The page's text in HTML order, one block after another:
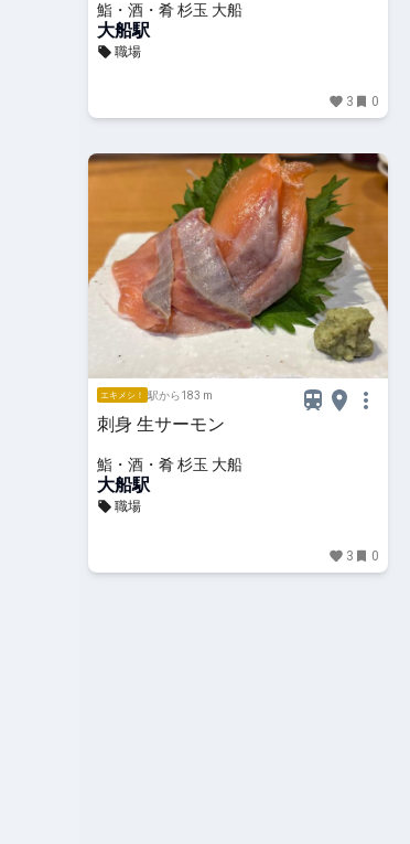
鮨・酒・肴 杉玉 大船
大船駅
職場
3 0
エキメシ！ 駅から183 m
刺身 生サーモン
鮨・酒・肴 杉玉 大船
大船駅
職場
3 0